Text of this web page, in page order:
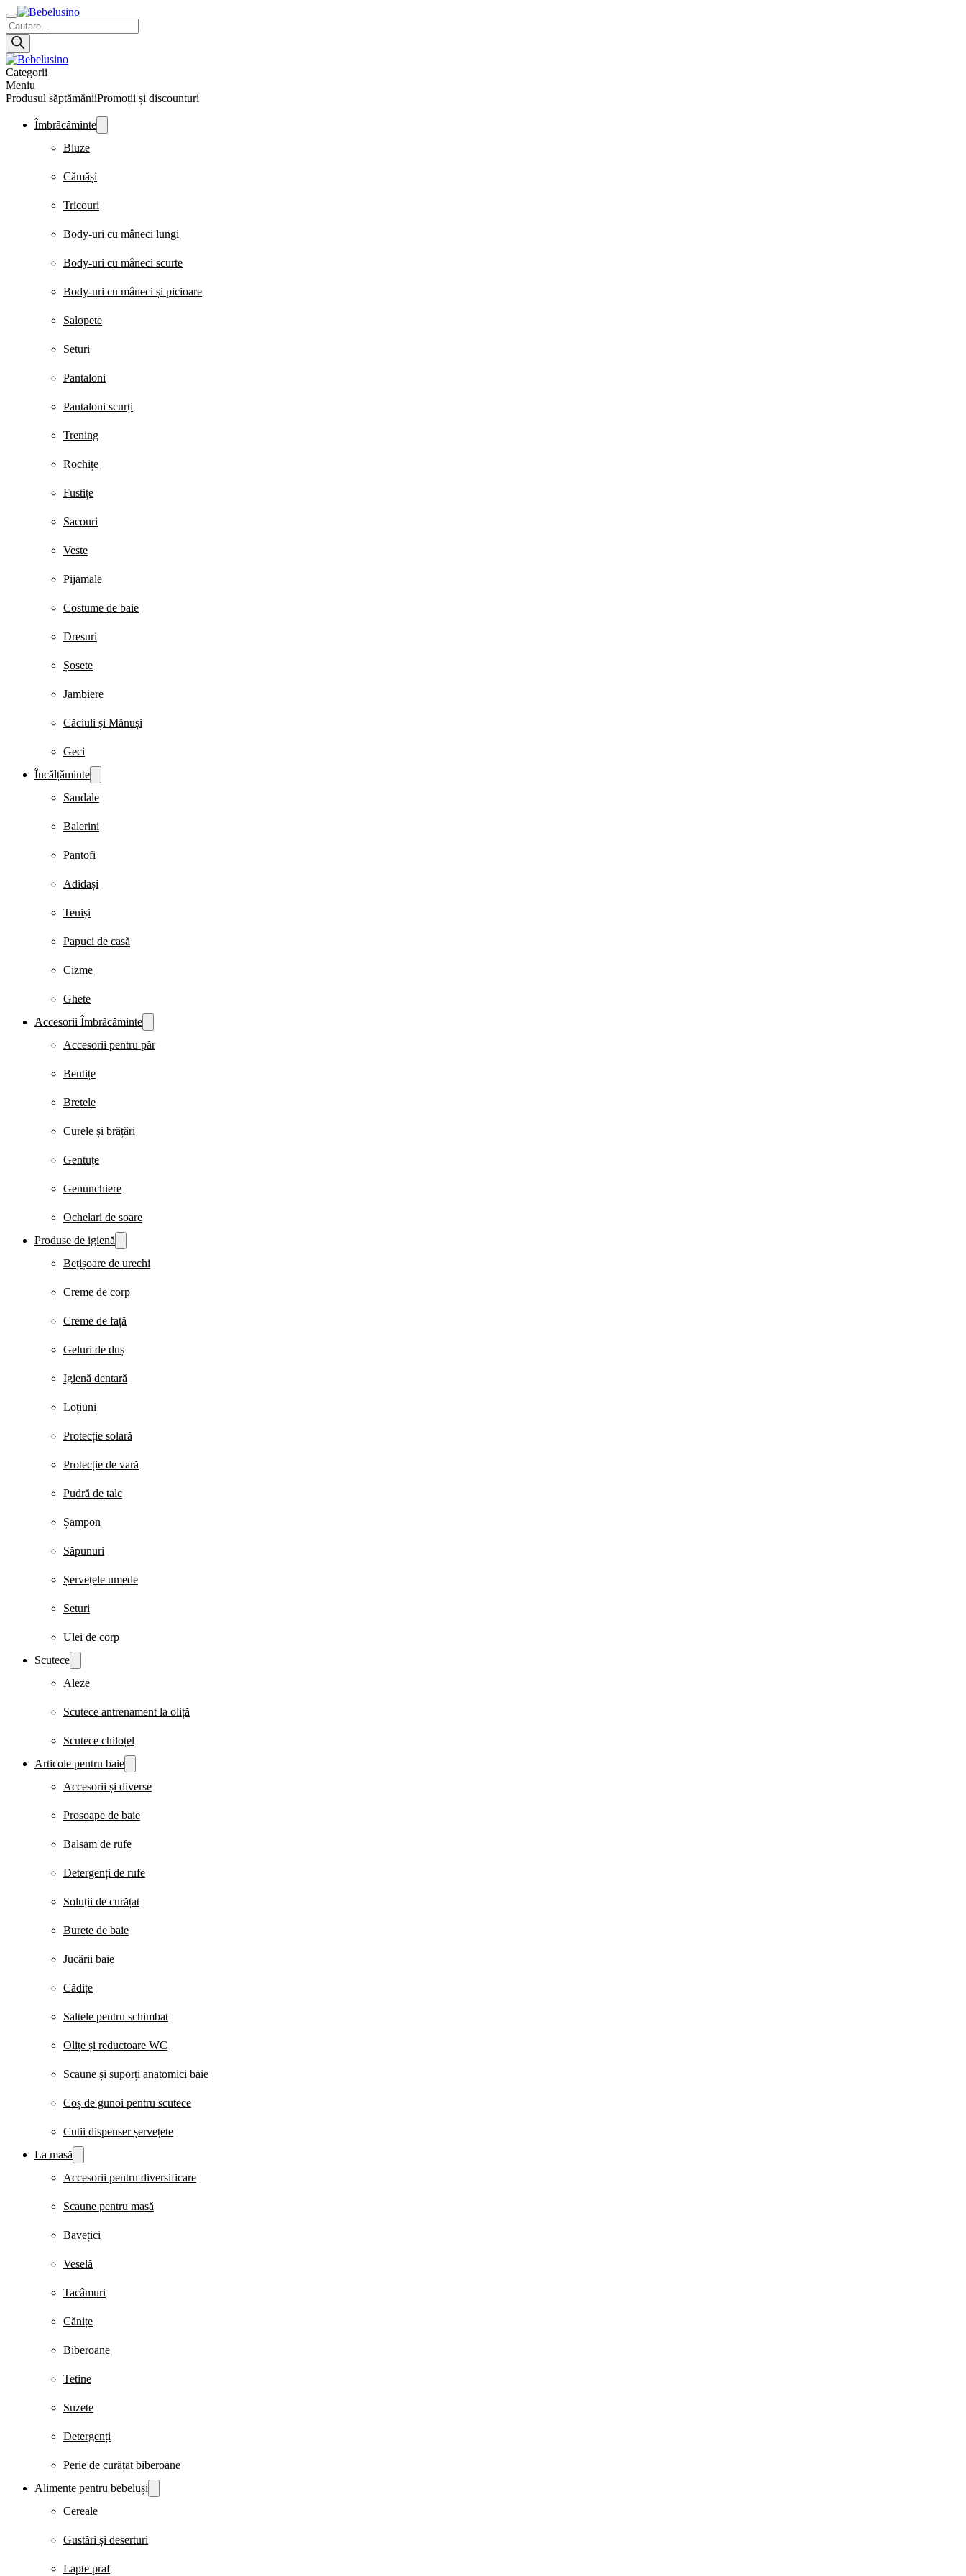
Products
search
Categorii
Meniu
Produsul săptămăniiPromoții și discounturi
Îmbrăcăminte
Bluze
Cămăși
Tricouri
Body-uri cu mâneci lungi
Body-uri cu mâneci scurte
Body-uri cu mâneci și picioare
Salopete
Seturi
Pantaloni
Pantaloni scurți
Trening
Rochițe
Fustițe
Sacouri
Veste
Pijamale
Costume de baie
Dresuri
Șosete
Jambiere
Căciuli și Mănuși
Geci
Încălțăminte
Sandale
Balerini
Pantofi
Adidași
Teniși
Papuci de casă
Cizme
Ghete
Accesorii Îmbrăcăminte
Accesorii pentru păr
Bentițe
Bretele
Curele și brățări
Gentuțe
Genunchiere
Ochelari de soare
Produse de igienă
Bețișoare de urechi
Creme de corp
Creme de față
Geluri de duș
Igienă dentară
Loțiuni
Protecție solară
Protecție de vară
Pudră de talc
Șampon
Săpunuri
Șervețele umede
Seturi
Ulei de corp
Scutece
Aleze
Scutece antrenament la oliță
Scutece chiloțel
Articole pentru baie
Accesorii și diverse
Prosoape de baie
Balsam de rufe
Detergenți de rufe
Soluții de curățat
Burete de baie
Jucării baie
Cădițe
Saltele pentru schimbat
Olițe și reductoare WC
Scaune și suporți anatomici baie
Coș de gunoi pentru scutece
Cutii dispenser șervețete
La masă
Accesorii pentru diversificare
Scaune pentru masă
Bavețici
Veselă
Tacâmuri
Cănițe
Biberoane
Tetine
Suzete
Detergenți
Perie de curățat biberoane
Alimente pentru bebeluși
Cereale
Gustări și deserturi
Lapte praf